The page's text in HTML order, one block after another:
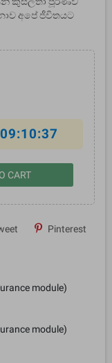
අපේ ජීවිතයට
09:10:37
CART
Pinterest
module)
module)